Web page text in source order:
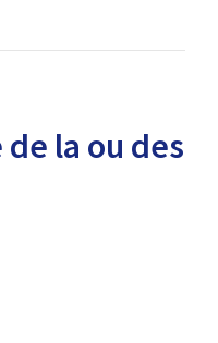
la ou des